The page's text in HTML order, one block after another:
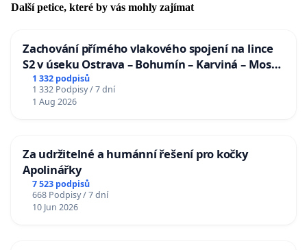
Další petice, které by vás mohly zajímat
Zachování přímého vlakového spojení na lince
S2 v úseku Ostrava – Bohumín – Karviná – Mosty
u Jablunkova
1 332 podpisů
1 332 Podpisy / 7 dní
1 Aug 2026
Za udržitelné a humánní řešení pro kočky
Apolinářky
7 523 podpisů
668 Podpisy / 7 dní
10 Jun 2026